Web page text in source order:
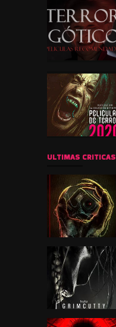
ULTIMAS CRITICAS